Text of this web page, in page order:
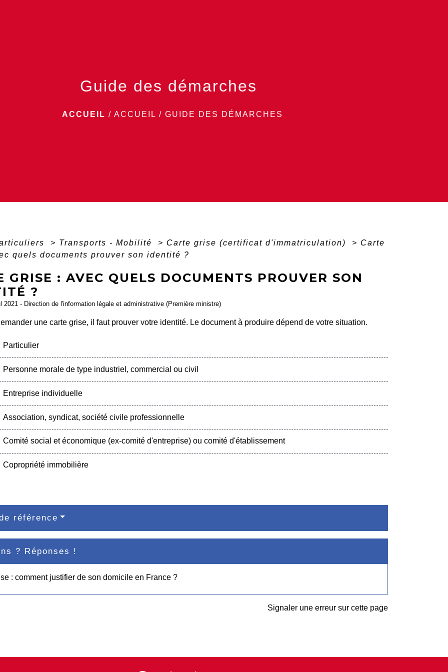
Guide des démarches
ACCUEIL / ACCUEIL / GUIDE DES DÉMARCHES
> Transports - Mobilité > Carte grise (certificat d'immatriculation) > Carte
quels documents prouver son identité ?
GRISE : AVEC QUELS DOCUMENTS PROUVER SON
?
2021 - Direction de l'information légale et administrative (Première ministre)
une carte grise, il faut prouver votre identité. Le document à produire dépend de votre situation.
Particulier
Personne morale de type industriel, commercial ou civil
Entreprise individuelle
Association, syndicat, société civile professionnelle
Comité social et économique (ex-comité d'entreprise) ou comité d'établissement
Copropriété immobilière
référence
? Réponses !
: comment justifier de son domicile en France ?
Signaler une erreur sur cette page